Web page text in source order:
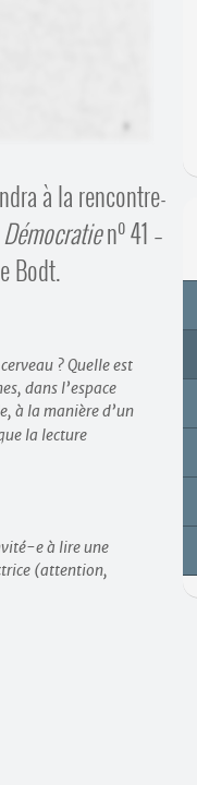
à la rencontre-
no41 –
Bodt.
? Quelle est
dans l’espace
à la manière d’un
la lecture
e à lire une
(attention,